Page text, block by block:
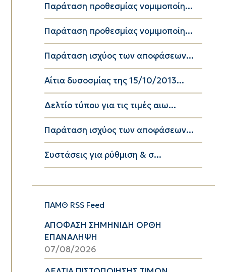
Παράταση προθεσμίας νομιμοποίη...
Παράταση προθεσμίας νομιμοποίη...
Παράταση ισχύος των αποφάσεων...
Αίτια δυσοσμίας της 15/10/2013...
Δελτίο τύπου για τις τιμές αιω...
Παράταση ισχύος των αποφάσεων...
Συστάσεις για ρύθμιση & σ...
ΠΑΜΘ RSS Feed
ΑΠΟΦΑΣΗ ΣΗΜΗΝΙΔΗ ΟΡΘΗ
ΕΠΑΝΑΛΗΨΗ
07/08/2026